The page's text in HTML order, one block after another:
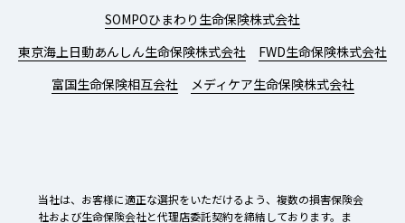
SOMPOひまわり生命保険株式会社
東京海上日動あんしん生命保険株式会社
FWD生命保険株式会社
富国生命保険相互会社
メディケア生命保険株式会社
当社は、お客様に適正な選択をいただけるよう、複数の損害保険会
社および生命保険会社と代理店委託契約を締結しております。ま